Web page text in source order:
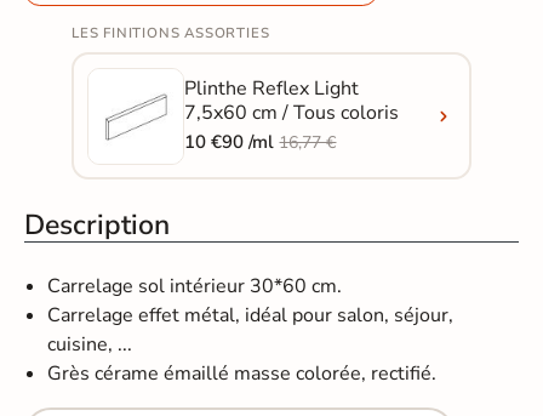
LES FINITIONS ASSORTIES
Plinthe Reflex Light
7,5x60 cm / Tous coloris
10 €90 /ml16,77 €
Description
Carrelage sol intérieur 30*60 cm.
Carrelage effet métal, idéal pour salon, séjour,
cuisine, ...
Grès cérame émaillé masse colorée, rectifié.